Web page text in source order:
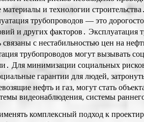
и технологии строительства․
трубопроводов — это
и других факторов․ Эксплуатация
с нестабильностью цен на
трубопроводов могут вызывать
Для минимизации социальных
гарантии для людей,
нефть и газ, могут стать
видеонаблюдения, системы
комплексный подход к